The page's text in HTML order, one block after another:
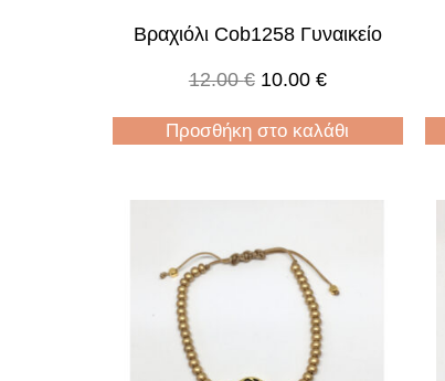
Βραχιόλι Cob1258 Γυναικείο
12.00€ 10.00 €
Προσθήκη στο καλάθι